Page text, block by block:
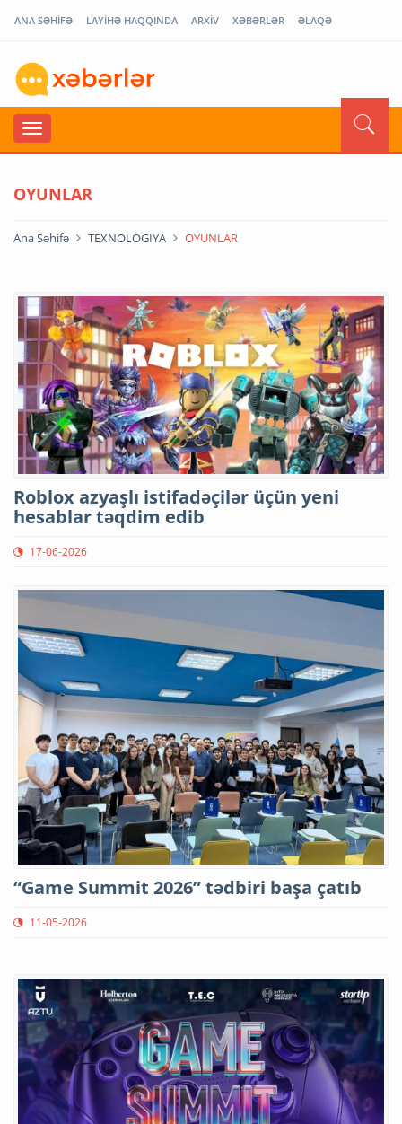
ANA SƏHİFƏ LAYİHƏ HAQQINDA ARXİV XƏBƏRLƏR ƏLAQƏ
OYUNLAR
Ana Səhifə TEXNOLOGİYA OYUNLAR
Roblox azyaşlı istifadəçilər üçün yeni
hesablar təqdim edib
17-06-2026
“Game Summit 2026” tədbiri başa çatıb
11-05-2026